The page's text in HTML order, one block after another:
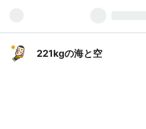
221kgの海と空